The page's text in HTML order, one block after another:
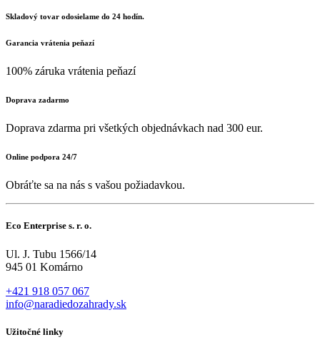
Skladový tovar odosielame do 24 hodín.
Garancia vrátenia peňazí
100% záruka vrátenia peňazí
Doprava zadarmo
Doprava zdarma pri všetkých objednávkach nad 300 eur.
Online podpora 24/7
Obráťte sa na nás s vašou požiadavkou.
Eco Enterprise s. r. o.
Ul. J. Tubu 1566/14
945 01 Komárno
+421 918 057 067
info@naradiedozahrady.sk
Užitočné linky